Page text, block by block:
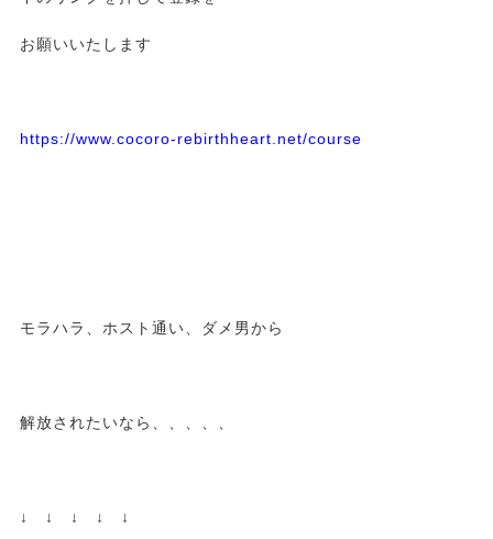
お願いいたします
https://www.cocoro-rebirthheart.net/course
モラハラ、ホスト通い、ダメ男から
解放されたいなら、、、、、
↓ ↓ ↓ ↓ ↓